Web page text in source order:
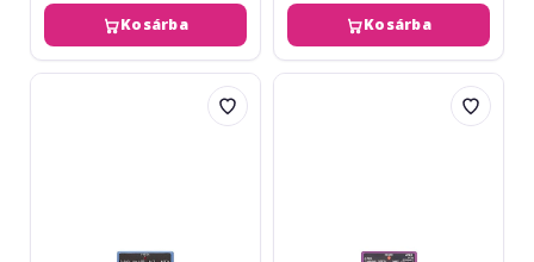
Kosárba Kosárba
Boss
Boss